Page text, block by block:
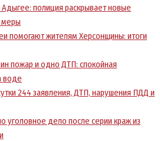
Адыгее: полиция раскрывает новые
меры
помогают жителям Херсонщины: итоги
пожар и одно ДТП: спокойная
воде
244 заявления, ДТП, нарушения ПДД и
уголовное дело после серии краж из